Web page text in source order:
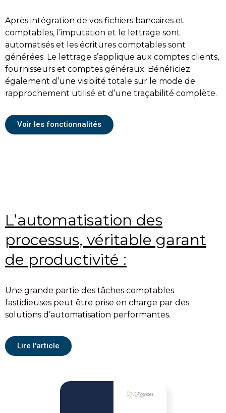
Après intégration de vos fichiers bancaires et
comptables, l’imputation et le lettrage sont
automatisés et les écritures comptables sont
générées. Le lettrage s’applique aux comptes clients,
fournisseurs et comptes généraux. Bénéficiez
également d’une visibiité totale sur le mode de
rapprochement utilisé et d’une traçabilité complète.
Voir les fonctionnalités
L’automatisation des
processus, véritable garant
de productivité :
Une grande partie des tâches comptables
fastidieuses peut être prise en charge par des
solutions d’automatisation performantes.
Lire l'article